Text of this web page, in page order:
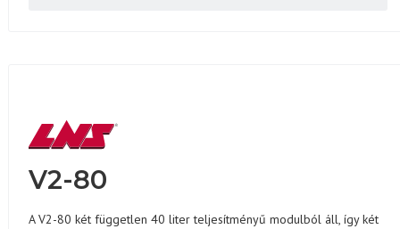
V2-80
A V2-80 két független 40 liter teljesítményű modulból áll, így két